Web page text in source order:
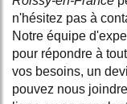
n'hésitez pas à
Notre équipe
pour répondre à
vos besoins, un
pouvez nous